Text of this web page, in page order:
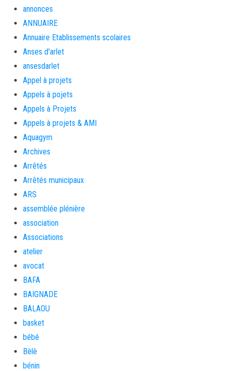
annonces
ANNUAIRE
Annuaire Etablissements scolaires
Anses d'arlet
ansesdarlet
Appel à projets
Appels à pojets
Appels à Projets
Appels à projets & AMI
Aquagym
Archives
Arrêtés
Arrêtés municipaux
ARS
assemblée plénière
association
Associations
atelier
avocat
BAFA
BAIGNADE
BALAOU
basket
bébé
Bèlè
bénin